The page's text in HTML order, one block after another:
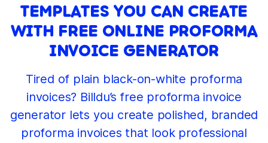
TEMPLATES YOU CAN CREATE
WITH FREE ONLINE PROFORMA
INVOICE GENERATOR
Tired of plain black-on-white proforma
invoices? Billdu’s free proforma invoice
generator lets you create polished, branded
proforma invoices that look professional